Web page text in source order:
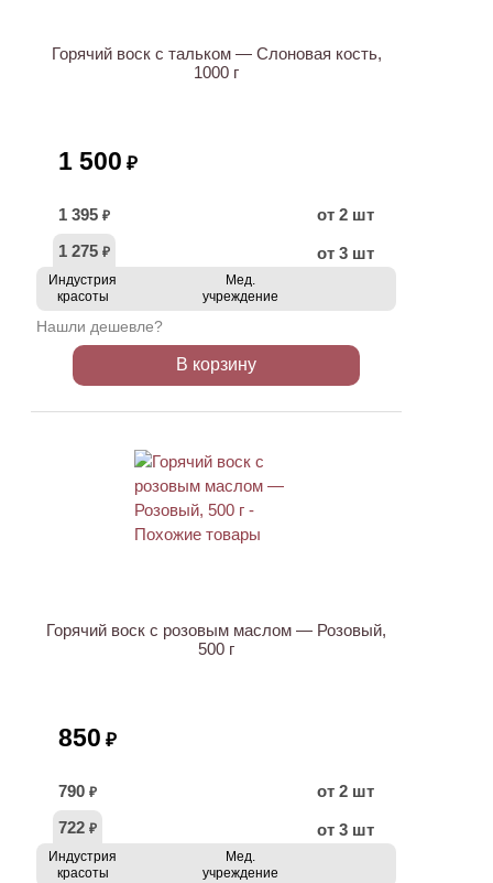
Горячий воск с тальком — Слоновая кость,
1000 г
1 500 ₽
1 395 ₽
от 2 шт
1 275 ₽ от 3 шт
Индустрия
красоты
Мед.
учреждение
Нашли дешевле?
В корзину
Горячий воск с розовым маслом — Розовый,
500 г
850 ₽
790 ₽
от 2 шт
722 ₽ от 3 шт
Индустрия
красоты
Мед.
учреждение